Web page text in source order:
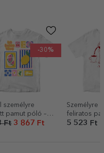
-30%
személyre
pamut póló –
Ft3 867 Ft
Személyre
feliratos
Coffee
5 523 Ft